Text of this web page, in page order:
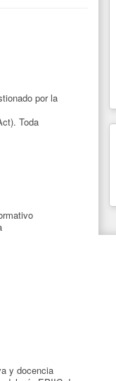
por la
Toda
y docencia